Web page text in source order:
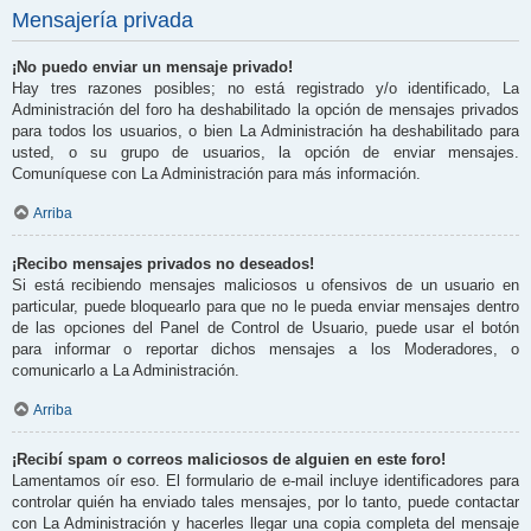
Mensajería privada
¡No puedo enviar un mensaje privado!
Hay tres razones posibles; no está registrado y/o identificado, La
Administración del foro ha deshabilitado la opción de mensajes privados
para todos los usuarios, o bien La Administración ha deshabilitado para
usted, o su grupo de usuarios, la opción de enviar mensajes.
Comuníquese con La Administración para más información.
Arriba
¡Recibo mensajes privados no deseados!
Si está recibiendo mensajes maliciosos u ofensivos de un usuario en
particular, puede bloquearlo para que no le pueda enviar mensajes dentro
de las opciones del Panel de Control de Usuario, puede usar el botón
para informar o reportar dichos mensajes a los Moderadores, o
comunicarlo a La Administración.
Arriba
¡Recibí spam o correos maliciosos de alguien en este foro!
Lamentamos oír eso. El formulario de e-mail incluye identificadores para
controlar quién ha enviado tales mensajes, por lo tanto, puede contactar
con La Administración y hacerles llegar una copia completa del mensaje